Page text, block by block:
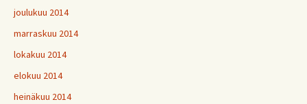
joulukuu 2014
marraskuu 2014
lokakuu 2014
elokuu 2014
heinäkuu 2014